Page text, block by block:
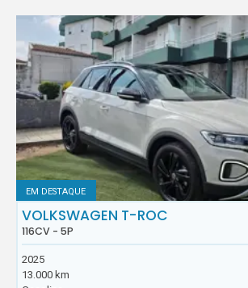
EM DESTAQUE
VOLKSWAGEN T-ROC
116CV - 5P
2025
13.000 km